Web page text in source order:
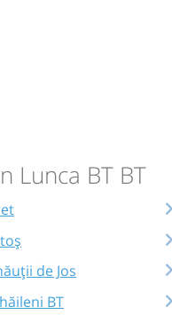
Lunca BT BT
de Jos
BT